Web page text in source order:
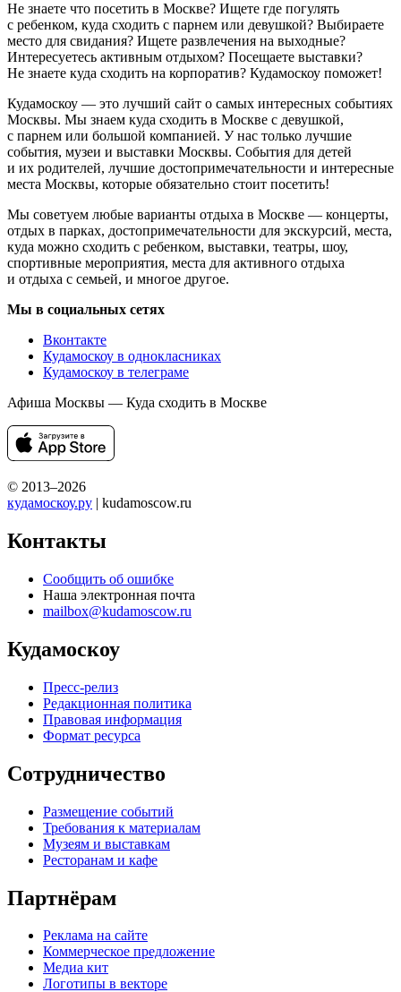
Не знаете что посетить в Москве? Ищете где погулять
с ребенком, куда сходить с парнем или девушкой? Выбираете
место для свидания? Ищете развлечения на выходные?
Интересуетесь активным отдыхом? Посещаете выставки?
Не знаете куда сходить на корпоратив? Кудамоскоу поможет!
Кудамоскоу — это лучший сайт о самых интересных событиях
Москвы. Мы знаем куда сходить в Москве с девушкой,
с парнем или большой компанией. У нас только лучшие
события, музеи и выставки Москвы. События для детей
и их родителей, лучшие достопримечательности и интересные
места Москвы, которые обязательно стоит посетить!
Мы советуем любые варианты отдыха в Москве — концерты,
отдых в парках, достопримечательности для экскурсий, места,
куда можно сходить с ребенком, выставки, театры, шоу,
спортивные мероприятия, места для активного отдыха
и отдыха с семьей, и многое другое.
Мы в социальных сетях
Вконтакте
Кудамоскоу в однокласниках
Кудамоскоу в телеграме
Афиша Москвы — Куда сходить в Москве
© 2013–2026
кудамоскоу.ру | kudamoscow.ru
Контакты
Сообщить об ошибке
Наша электронная почта
mailbox@kudamoscow.ru
Кудамоскоу
Пресс-релиз
Редакционная политика
Правовая информация
Формат ресурса
Сотрудничество
Размещение событий
Требования к материалам
Музеям и выставкам
Ресторанам и кафе
Партнёрам
Реклама на сайте
Коммерческое предложение
Медиа кит
Логотипы в векторе